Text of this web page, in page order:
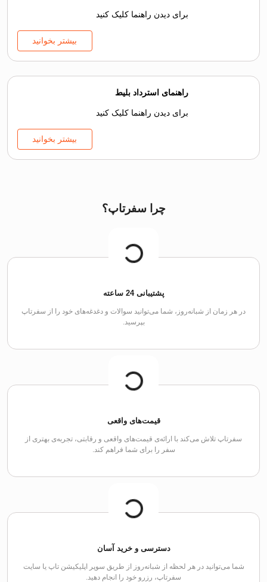
برای دیدن راهنما کلیک کنید
بیشتر بخوانید
راهنمای استرداد بلیط
برای دیدن راهنما کلیک کنید
بیشتر بخوانید
چرا سفرتاپ؟
پشتیبانی 24 ساعته
در هر زمان از شبانه‌روز، شما می‌توانید سوالات و دغدغه‌های خود را از سفرتاپ
بپرسید.
قیمت‌های واقعی
سفرتاپ تلاش می‌کند با ارائه‌ی قیمت‌های واقعی و رقابتی، تجربه‌ی بهتری از
سفر را برای شما فراهم کند.
دسترسی و خرید آسان
شما می‌توانید در هر لحظه از شبانه‌روز از طریق سوپر اپلیکیشن تاپ یا سایت
سفرتاپ، رزرو خود را انجام دهید.